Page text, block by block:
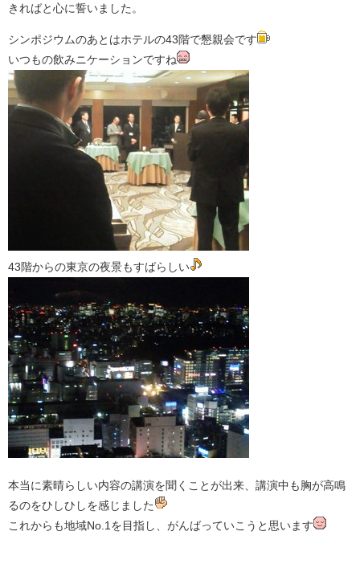
きればと心に誓いました。
シンポジウムのあとはホテルの43階で懇親会です
いつもの飲みニケーションですね
43階からの東京の夜景もすばらしい
本当に素晴らしい内容の講演を聞くことが出来、講演中も胸が高鳴
るのをひしひしを感じました
これからも地域No.1を目指し、がんばっていこうと思います